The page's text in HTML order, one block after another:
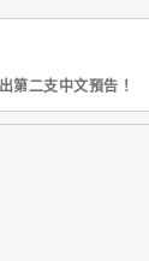
二支中文預告！